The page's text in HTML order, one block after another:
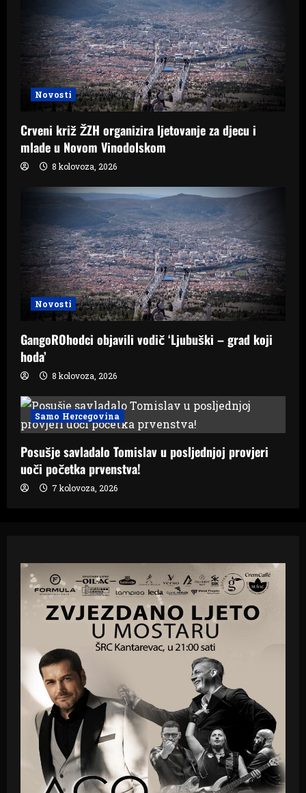
Novosti
Crveni križ ŽZH organizira ljetovanje za djecu i
mlade u Novom Vinodolskom
8 kolovoza, 2026
Novosti
GangoROhodci objavili vodič ‘Ljubuški – grad koji
hoda’
8 kolovoza, 2026
Samo Hercegovina
Posušje savladalo Tomislav u posljednjoj provjeri
uoči početka prvenstva!
7 kolovoza, 2026